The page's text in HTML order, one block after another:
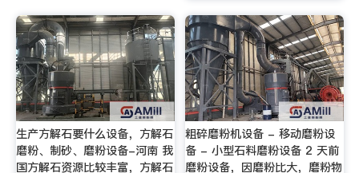
生产方解石要什么设备，方解石
磨粉、制砂、磨粉设备-河南 我
国方解石资源比较丰富，方解石
粗碎磨粉机设备 - 移动磨粉设
备 - 小型石料磨粉设备 2 天前
磨粉设备，因磨粉比大，磨粉物